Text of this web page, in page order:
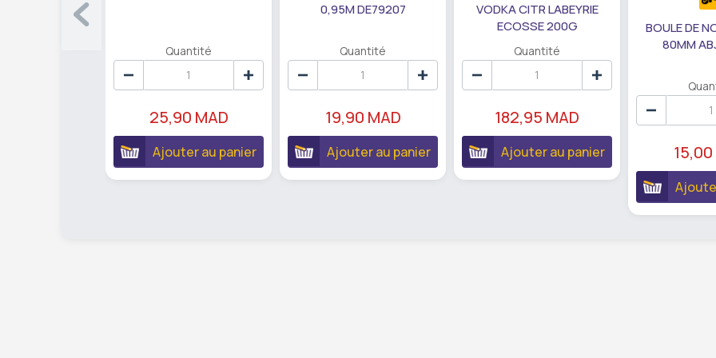
Quantité
25,90 MAD
Ajouter au panier
0,95M DE79207
Quantité
19,90 MAD
Ajouter au panier
VODKA CITR LABEYRIE
ECOSSE 200G
Quantité
182,95 MAD
Ajouter au panier
BOULE DE
80MM